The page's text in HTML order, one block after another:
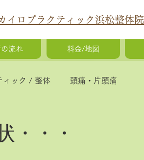
イロプラクティック浜松整体院
流れ 料金/地図
ィック / 整体 頭痛・片頭痛
姿勢の歪み
・・・